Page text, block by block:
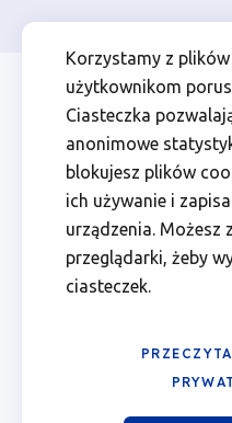
Korzystamy z
użytkownikom
Ciasteczka
anonimowe
blokujesz plików
ich używanie i
urządzenia. Możesz
przeglądarki, żeby
ciasteczek.
Czytaj
nowy
Monitor
(kwiecień
2025)
Fundusze
Przejdź
głównej
nawigacji
Przejdź
wyszukiwarki
Przejdź
zawartości
strony
Przejdź
stopki
Menu
Header
Top
Osoba prywatna
Czytaj nowy
2025)